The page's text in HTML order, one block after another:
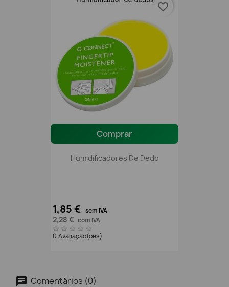
Comprar
Humidificadores De Dedo
1,85 € sem IVA
2,28 € com IVA
0 Avaliação(ões)
favorite_border
Comentários (0)